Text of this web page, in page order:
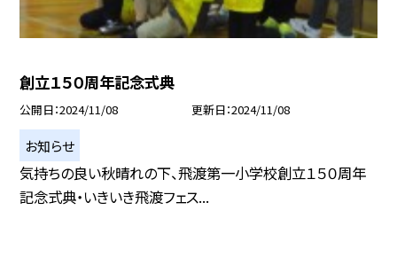
創立１５０周年記念式典
公開日 2024/11/08 更新日 2024/11/08
お知らせ
気持ちの良い秋晴れの下、飛渡第一小学校創立１５０周年
記念式典・いきいき飛渡フェス...